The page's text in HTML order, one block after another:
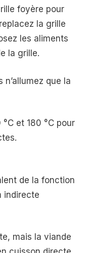
foyère pour
la grille
les aliments
la grille.
que la
et 180 °C pour
de la fonction
indirecte
mais la viande